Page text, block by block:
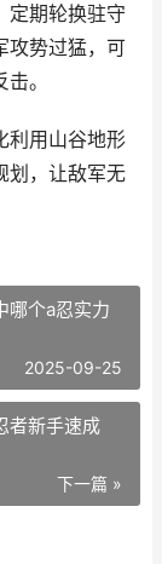
定期轮换驻守
攻势过猛，可
。
利用山谷地形
划，让敌军无
哪个a忍实力
2025-09-25
者新手速成
下一篇 »